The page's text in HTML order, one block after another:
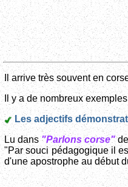
Il arrive très souvent en
Il y a de nombreux
Les adjectifs
Lu dans"Parlons corse"
"Par souci pédagogique il
d'une apostrophe au début